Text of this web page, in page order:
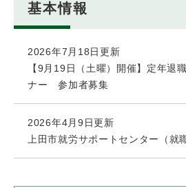
基本情報
2026年7月18日更新
【9月19日（土曜）開催】定年退
ナー 参加者募集
2026年4月9日更新
上田市就労サポートセンター（就